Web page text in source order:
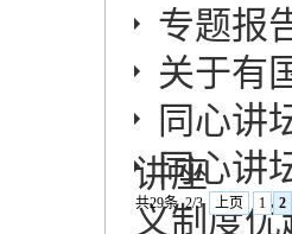
专题报
关于有
同心讲
讲座
同心讲
义制度优
共29条2/3 上页 1 2